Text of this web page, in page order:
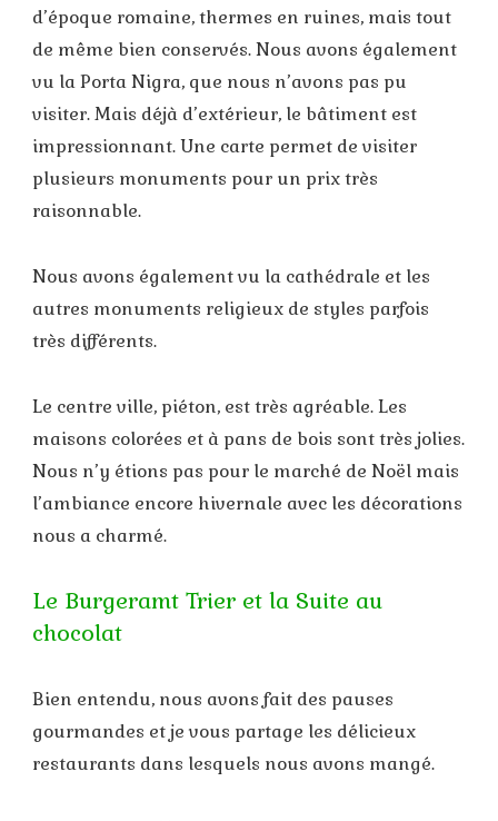
d’époque romaine, thermes en ruines, mais tout
de même bien conservés. Nous avons également
vu la Porta Nigra, que nous n’avons pas pu
visiter. Mais déjà d’extérieur, le bâtiment est
impressionnant. Une carte permet de visiter
plusieurs monuments pour un prix très
raisonnable.
Nous avons également vu la cathédrale et les
autres monuments religieux de styles parfois
très différents.
Le centre ville, piéton, est très agréable. Les
maisons colorées et à pans de bois sont très jolies.
Nous n’y étions pas pour le marché de Noël mais
l’ambiance encore hivernale avec les décorations
nous a charmé.
Le Burgeramt Trier et la Suite au
chocolat
Bien entendu, nous avons fait des pauses
gourmandes et je vous partage les délicieux
restaurants dans lesquels nous avons mangé.